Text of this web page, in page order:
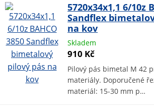
5720x34x1,1 6/10z
Sandflex
na kov
Skladem
910 Kč
Pilový pás bimetal M 42
materiály. Doporučené
materiál: 15-30 mm p…